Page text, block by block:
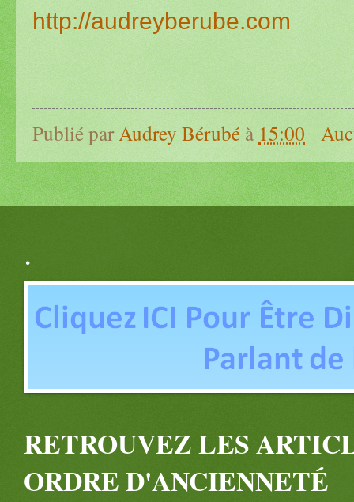
http://audreyberube.com
Publié parAudrey Bérubé à 15:00
.
RETROUVEZ LES
ORDRE D'ANCIENNETÉ